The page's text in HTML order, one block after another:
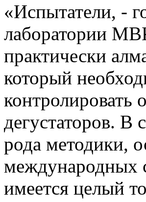
«Испытатели, -
лаборатории
практически
который
контролировать
дегустаторов. В
рода методики,
международных
имеется целый